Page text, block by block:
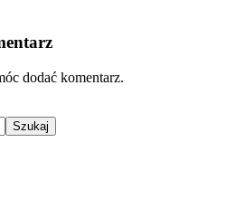
dodać komentarz.
Szukaj